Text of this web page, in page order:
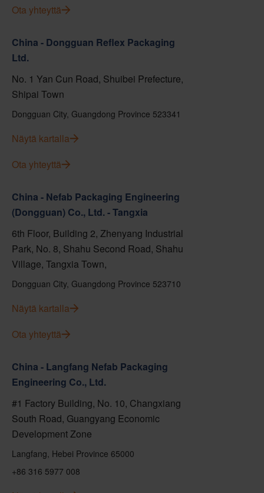
Ota yhteyttä
China - Dongguan Reflex Packaging
Ltd.
No. 1 Yan Cun Road, Shuibei Prefecture,
Shipai Town
Dongguan City, Guangdong Province 523341
Näytä kartalla
Ota yhteyttä
China - Nefab Packaging Engineering
(Dongguan) Co., Ltd. - Tangxia
6th Floor, Building 2, Zhenyang Industrial
Park, No. 8, Shahu Second Road, Shahu
Village, Tangxia Town,
Dongguan City, Guangdong Province 523710
Näytä kartalla
Ota yhteyttä
China - Langfang Nefab Packaging
Engineering Co., Ltd.
#1 Factory Building, No. 10, Changxiang
South Road, Guangyang Economic
Development Zone
Langfang, Hebei Province 65000
+86 316 5977 008